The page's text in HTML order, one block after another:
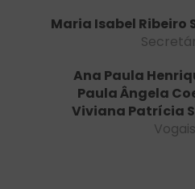
Maria Isabel Ribeiro
Ana Paula
Paula Ângela
Viviana Patrícia
Vogais